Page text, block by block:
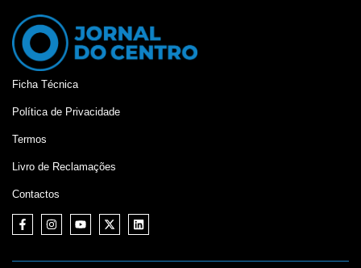
Ficha Técnica
Política de Privacidade
Termos
Livro de Reclamações
Contactos